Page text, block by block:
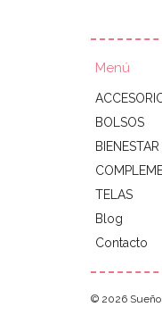
Menú
BOLSOS
BIENESTAR
TELAS
Blog
Contacto
© 2026